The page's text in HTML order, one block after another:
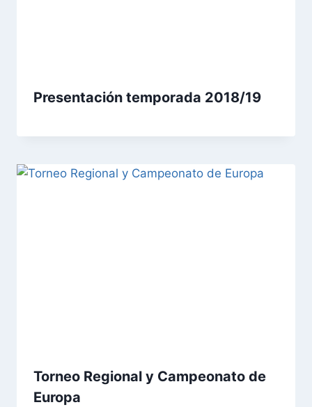
Presentación temporada 2018/19
Torneo Regional y Campeonato de
Europa